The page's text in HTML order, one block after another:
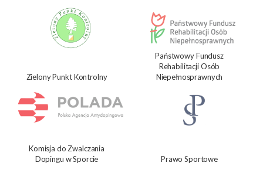
Zielony Punkt Kontrolny
Państwowy Fundusz
Rehabilitacji Osób
Niepełnosprawnych
Komisja do Zwalczania
Dopingu w Sporcie
Prawo Sportowe